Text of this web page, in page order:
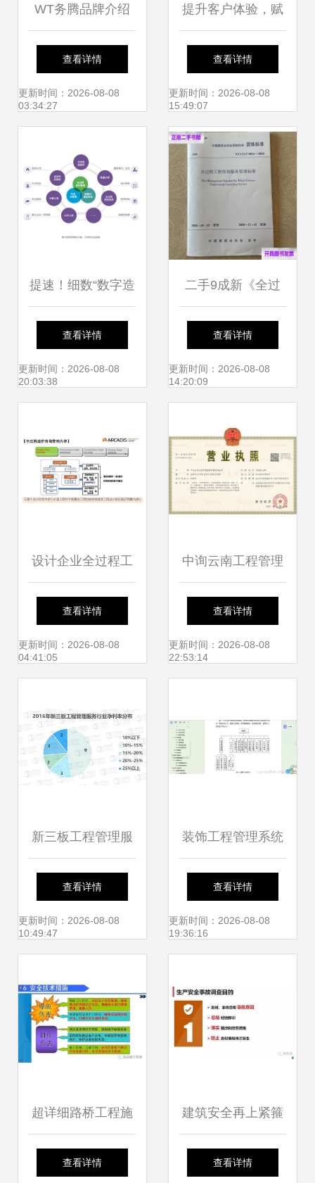
WT务腾品牌介绍
——专注专业，引
领工程造价咨询新
查看详情
更新时间：2026-08-08
03:34:27
提升客户体验，赋
能产业升级 瑞云服
务云助力智能装备
服务与工程造价咨
询业务转型
查看详情
更新时间：2026-08-08
15:49:07
提速！细数“数字造
价管理2020”发布
新看点，引领工程
化变革
查看详情
更新时间：2026-08-08
20:03:38
二手9成新《全过
程工程咨询服务管
理标准》助力行业
查看详情
更新时间：2026-08-08
14:20:09
设计企业全过程工
程咨询服务新路径
技术与管理双轮驱
查看详情
更新时间：2026-08-08
04:41:05
中询云南工程管理
服务有限责任公司
专业工程造价咨
最大化
查看详情
更新时间：2026-08-08
22:53:14
新三板工程管理服
务企业盈利状况稳
定，工程造价咨询
查看详情
更新时间：2026-08-08
10:49:47
装饰工程管理系统
java mysql
springboot vue
码源码 文档 前后
端可分离也可不分
查看详情
更新时间：2026-08-08
19:36:16
超详细路桥工程施
工技术管理指南 工
查看详情
建筑安全再上紧箍
咒 住建部新规严惩
查看详情